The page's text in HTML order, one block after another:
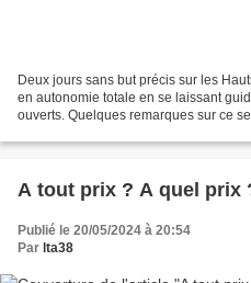
Deux jours sans but précis sur les
en autonomie totale en se laissant
ouverts. Quelques remarques sur ce
A tout prix ? A quel prix
Publié le 20/05/2024 à 20:54
Par lta38